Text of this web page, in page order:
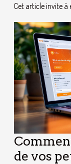
Cet article invite à
de vos